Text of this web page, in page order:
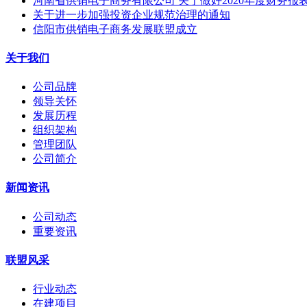
关于进一步加强投资企业规范治理的通知
信阳市供销电子商务发展联盟成立
关于我们
公司品牌
领导关怀
发展历程
组织架构
管理团队
公司简介
新闻资讯
公司动态
重要资讯
联盟风采
行业动态
在建项目